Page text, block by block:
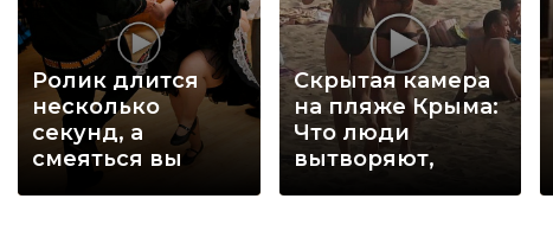
Ролик длится
несколько
секунд, а
смеяться вы
Скрытая камера
на пляже Крыма:
Что люди
вытворяют,